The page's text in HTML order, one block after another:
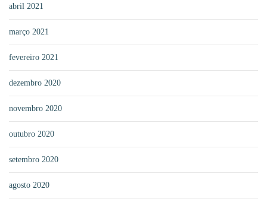
abril 2021
março 2021
fevereiro 2021
dezembro 2020
novembro 2020
outubro 2020
setembro 2020
agosto 2020